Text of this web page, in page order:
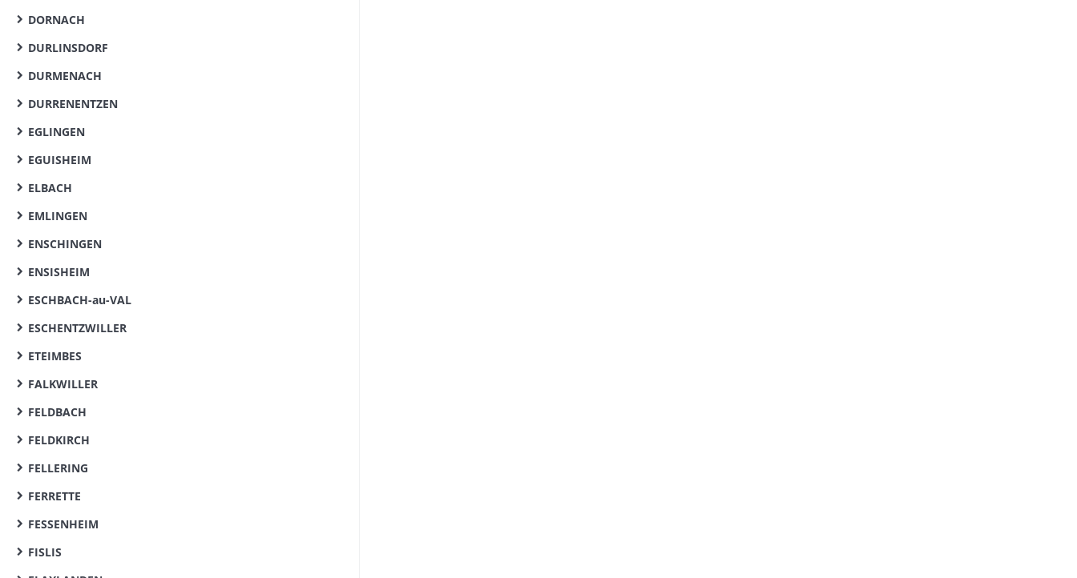
DORNACH
DURLINSDORF
DURMENACH
DURRENENTZEN
EGLINGEN
EGUISHEIM
ELBACH
EMLINGEN
ENSCHINGEN
ENSISHEIM
ESCHBACH-au-VAL
ESCHENTZWILLER
ETEIMBES
FALKWILLER
FELDBACH
FELDKIRCH
FELLERING
FERRETTE
FESSENHEIM
FISLIS